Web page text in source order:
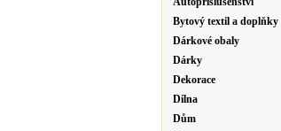
Bytový textil a doplňky
Dárkové obaly
Dárky
Dekorace
Dílna
Dům